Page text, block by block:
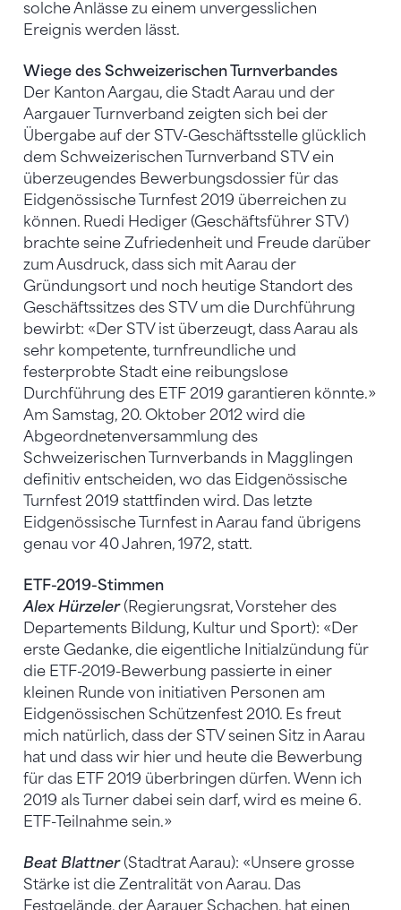
solche Anlässe zu einem unvergesslichen
Ereignis werden lässt.
Wiege des Schweizerischen Turnverbandes
Der Kanton Aargau, die Stadt Aarau und der
Aargauer Turnverband zeigten sich bei der
Übergabe auf der STV-Geschäftsstelle glücklich
dem Schweizerischen Turnverband STV ein
überzeugendes Bewerbungsdossier für das
Eidgenössische Turnfest 2019 überreichen zu
können. Ruedi Hediger (Geschäftsführer STV)
brachte seine Zufriedenheit und Freude darüber
zum Ausdruck, dass sich mit Aarau der
Gründungsort und noch heutige Standort des
Geschäftssitzes des STV um die Durchführung
bewirbt: «Der STV ist überzeugt, dass Aarau als
sehr kompetente, turnfreundliche und
festerprobte Stadt eine reibungslose
Durchführung des ETF 2019 garantieren könnte.»
Am Samstag, 20. Oktober 2012 wird die
Abgeordnetenversammlung des
Schweizerischen Turnverbands in Magglingen
definitiv entscheiden, wo das Eidgenössische
Turnfest 2019 stattfinden wird. Das letzte
Eidgenössische Turnfest in Aarau fand übrigens
genau vor 40 Jahren, 1972, statt.
ETF-2019-Stimmen
Alex Hürzeler(Regierungsrat, Vorsteher des
Departements Bildung, Kultur und Sport): «Der
erste Gedanke, die eigentliche Initialzündung für
die ETF-2019-Bewerbung passierte in einer
kleinen Runde von initiativen Personen am
Eidgenössischen Schützenfest 2010. Es freut
mich natürlich, dass der STV seinen Sitz in Aarau
hat und dass wir hier und heute die Bewerbung
für das ETF 2019 überbringen dürfen. Wenn ich
2019 als Turner dabei sein darf, wird es meine 6.
ETF-Teilnahme sein.»
Beat Blattner(Stadtrat Aarau): «Unsere grosse
Stärke ist die Zentralität von Aarau. Das
Festgelände, der Aarauer Schachen, hat einen